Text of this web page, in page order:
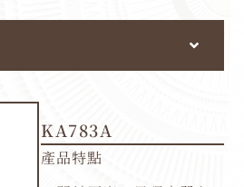
KA783A
產品特點